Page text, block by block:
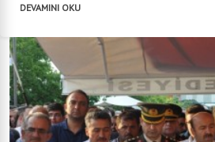
DEVAMINI OKU